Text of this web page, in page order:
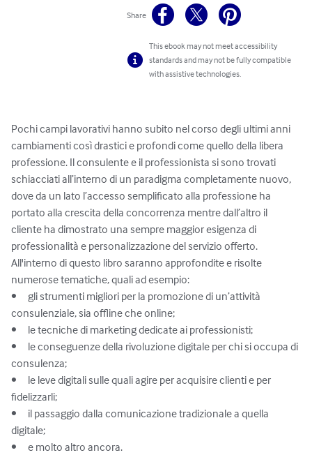
Share
This ebook may not meet accessibility
standards and may not be fully compatible
with assistive technologies.
Pochi campi lavorativi hanno subito nel corso degli ultimi anni
cambiamenti così drastici e profondi come quello della libera
professione. Il consulente e il professionista si sono trovati
schiacciati all’interno di un paradigma completamente nuovo,
dove da un lato l’accesso semplificato alla professione ha
portato alla crescita della concorrenza mentre dall’altro il
cliente ha dimostrato una sempre maggior esigenza di
professionalità e personalizzazione del servizio offerto.
All'interno di questo libro saranno approfondite e risolte
numerose tematiche, quali ad esempio:
•	gli strumenti migliori per la promozione di un’attività
consulenziale, sia offline che online;
•	le tecniche di marketing dedicate ai professionisti;
•	le conseguenze della rivoluzione digitale per chi si occupa di
consulenza;
•	le leve digitali sulle quali agire per acquisire clienti e per
fidelizzarli;
•	il passaggio dalla comunicazione tradizionale a quella
digitale;
•	e molto altro ancora.